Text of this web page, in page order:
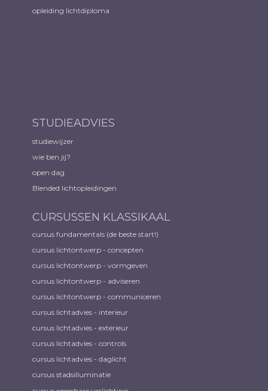
opleiding lichtdiploma
STUDIEADVIES
studiewijzer
wie ben jij?
open dag
Blended lichtopleidingen
CURSUSSEN KLASSIKAAL
cursus fundamentals (de beste start!)
cursus lichtontwerp - concepten
cursus lichtontwerp - vormgeven
cursus lichtontwerp - adviseren
cursus lichtontwerp - communiceren
cursus lichtadvies - interieur
cursus lichtadvies - exterieur
cursus lichtadvies - controls
cursus lichtadvies - daglicht
cursus stadsilluminatie